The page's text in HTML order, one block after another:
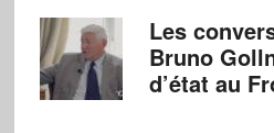
Les
Bruno
d’état au